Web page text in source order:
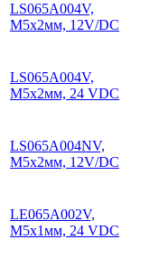
LS065A004V,
M5x2мм, 12V/DC
LS065A004V,
M5x2мм, 24 VDC
LS065A004NV,
M5x2мм, 12V/DC
LE065A002V,
M5x1мм, 24 VDC